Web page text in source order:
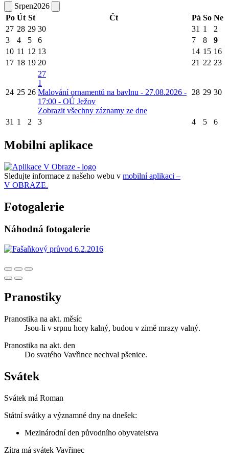
Srpen2026
Po Út St Čt Pá So Ne
27 28 29 30 31 1
2
3
4 5 6 7 8
9
10 11 12 13 14 15 16
17 18 19 20 21 22 23
24 25 26
27
1
Malování ornamentů na bavlnu - 27.08.2026 -
17:00 - OÚ Ježov
Zobrazit všechny záznamy ze dne
28 29 30
31 1 2 3 4 5 6
Mobilní aplikace
Sledujte informace z našeho webu v mobilní aplikaci –
V OBRAZE.
Fotogalerie
Náhodná fotogalerie
Pranostiky
Pranostika na akt. měsíc
Jsou-li v srpnu hory kalný, budou v zimě mrazy valný.
Pranostika na akt. den
Do svatého Vavřince nechval pšenice.
Svátek
Svátek má Roman
Státní svátky a významné dny na dnešek:
Mezinárodní den původního obyvatelstva
Zítra má svátek Vavřinec